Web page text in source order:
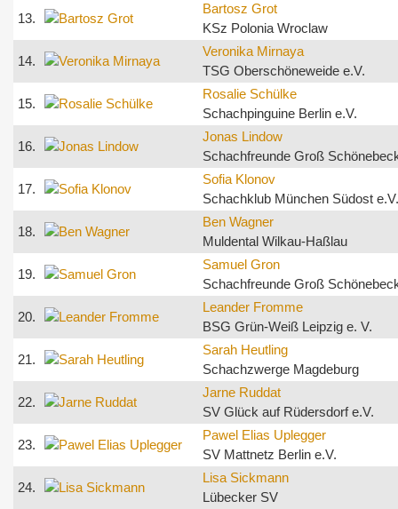
13.
Bartosz Grot
KSz Polonia Wroclaw
14.
Veronika Mirnaya
TSG Oberschöneweide e.V.
15.
Rosalie Schülke
Schachpinguine Berlin e.V.
16.
Jonas Lindow
Schachfreunde Groß
17.
Sofia Klonov
Schachklub München Südost e.V.
18.
Ben Wagner
Muldental Wilkau-Haßlau
19.
Samuel Gron
Schachfreunde Groß
20.
Leander Fromme
BSG Grün-Weiß Leipzig e. V.
21.
Sarah Heutling
Schachzwerge Magdeburg
22.
Jarne Ruddat
SV Glück auf Rüdersdorf e.V.
23.
Pawel Elias Uplegger
SV Mattnetz Berlin e.V.
24.
Lisa Sickmann
Lübecker SV